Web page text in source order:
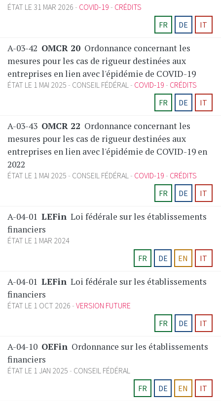
ÉTAT LE 31 MAR 2026 COVID-19
CRÉDITS
FR
DE IT
A-03-42 OMCR 20 Ordonnance concernant les
mesures pour les cas de rigueur destinées aux
entreprises en lien avec l'épidémie de COVID-19
ÉTAT LE 1 MAI 2025 CONSEIL FÉDÉRAL COVID-19
CRÉDITS
FR
DE IT
A-03-43 OMCR 22 Ordonnance concernant les
mesures pour les cas de rigueur destinées aux
entreprises en lien avec l'épidémie de COVID-19 en
2022
ÉTAT LE 1 MAI 2025 CONSEIL FÉDÉRAL COVID-19
CRÉDITS
FR
DE IT
A-04-01 LEFin Loi fédérale sur les établissements
financiers
ÉTAT LE 1 MAR 2024
FR
DE EN IT
A-04-01 LEFin Loi fédérale sur les établissements
financiers
ÉTAT LE 1 OCT 2026 VERSION FUTURE
FR
DE IT
A-04-10 OEFin Ordonnance sur les établissements
financiers
ÉTAT LE 1 JAN 2025
CONSEIL FÉDÉRAL
FR
DE EN IT